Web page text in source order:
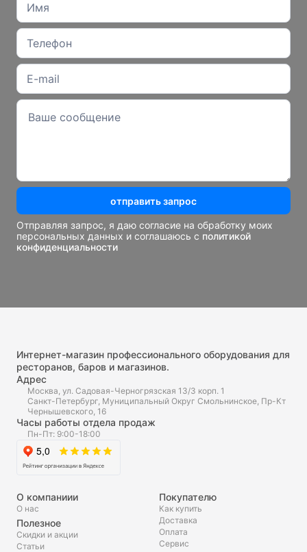
отправить запрос
Отправляя запрос, я даю согласие на обработку моих
персональных данных и соглашаюсь с политикой
конфиденциальности
Интернет-магазин профессионального оборудования для
ресторанов, баров и магазинов.
Адрес
Москва, ул. Садовая-Черногрязская 13/3 корп. 1
Санкт-Петербург, Муниципальный Округ Смольнинское, Пр-Кт
Чернышевского, 16
Часы работы отдела продаж
Пн-Пт: 9:00-18:00
О компаниии
О нас
Полезное
Скидки и акции
Статьи
Покупателю
Как купить
Доставка
Оплата
Сервис